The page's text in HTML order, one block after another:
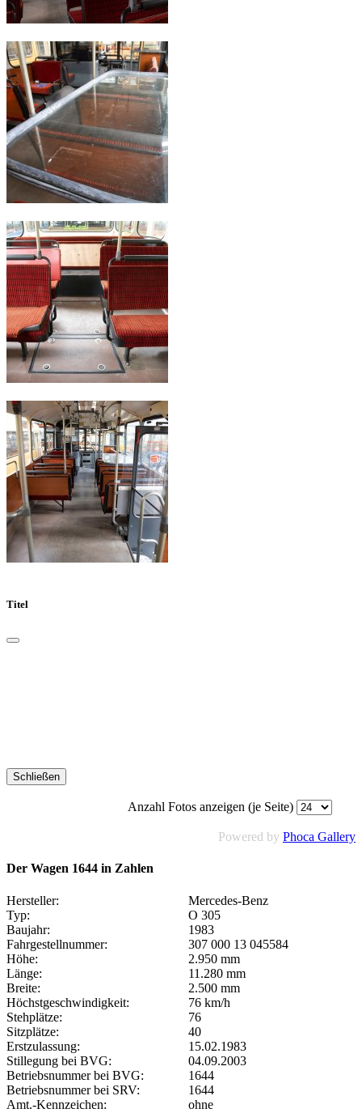
Titel
Schließen
Anzahl Fotos anzeigen (je Seite)
Powered by Phoca Gallery
Der Wagen 1644 in Zahlen
Hersteller:
Mercedes-Benz
Typ:
O 305
Baujahr:
1983
Fahrgestellnummer:
307 000 13 045584
Höhe:
2.950 mm
Länge:
11.280 mm
Breite:
2.500 mm
Höchstgeschwindigkeit:
76 km/h
Stehplätze:
76
Sitzplätze:
40
Erstzulassung:
15.02.1983
Stillegung bei BVG:
04.09.2003
Betriebsnummer bei BVG:
1644
Betriebsnummer bei SRV:
1644
Amt.-Kennzeichen:
ohne